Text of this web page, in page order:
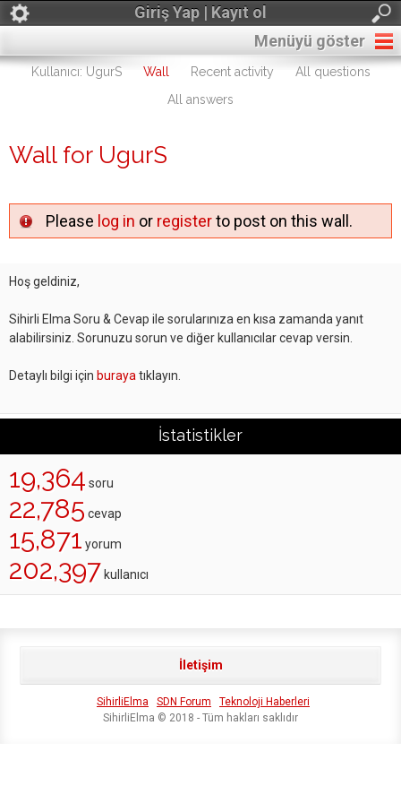
Giriş Yap | Kayıt ol
Menüyü göster
Kullanıcı: UgurS Wall Recent activity
All questions
All answers
Wall for UgurS
Please log in or registerto post on this wall.
Hoş geldiniz,
Sihirli Elma Soru & Cevap ile sorularınıza en kısa zamanda yanıt
alabilirsiniz. Sorunuzu sorun ve diğer kullanıcılar cevap versin.
Detaylı bilgi için buraya tıklayın.
İstatistikler
19,364 soru
22,785 cevap
15,871 yorum
202,397 kullanıcı
İletişim
SihirliElma SDN Forum
Teknoloji Haberleri
SihirliElma © 2018 - Tüm hakları saklıdır